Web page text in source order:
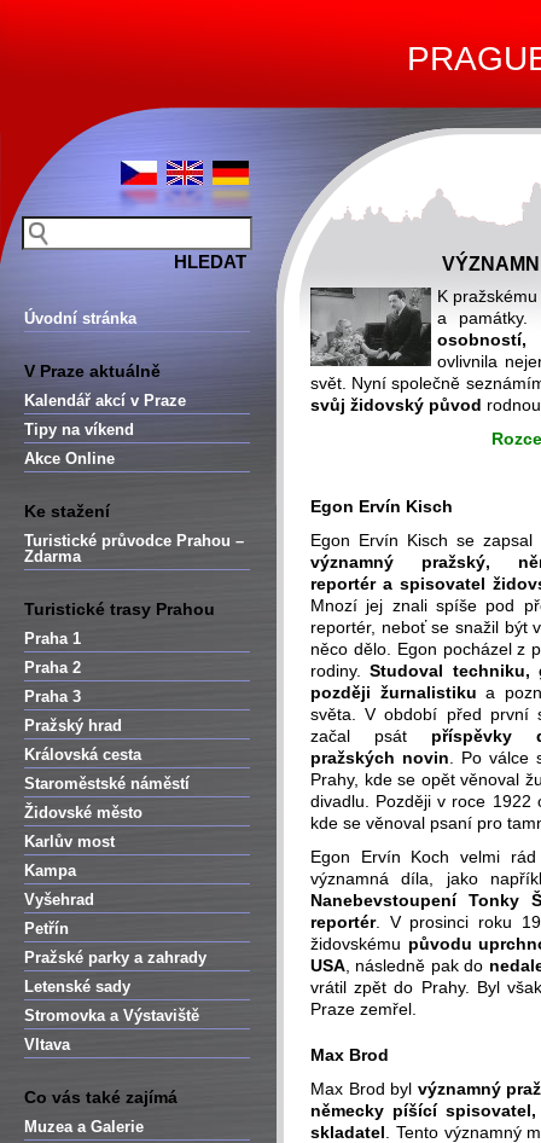
Úvodní stránka
V Praze aktuálně
Kalendář akcí v Praze
Tipy na víkend
Akce Online
Ke stažení
Turistické průvodce Prahou –
Zdarma
Turistické trasy Prahou
Praha 1
Praha 2
Praha 3
Pražský hrad
Královská cesta
Staroměstské náměstí
Židovské město
Karlův most
Kampa
Vyšehrad
Petřín
Pražské parky a zahrady
Letenské sady
Stromovka a Výstaviště
Vltava
Co vás také zajímá
Muzea a Galerie
K
a
osobností,
ovlivnila
svět. Nyní společně
svůj židovský původ
Egon Ervín Kisch
Egon Ervín Kisch se zapsal
významný pražský,
reportér a spisovatel
Mnozí jej znali spíše pod
reportér, neboť se snažil být
něco dělo. Egon pocházel z
rodiny.Studoval techniku,
později žurnalistiku a
světa. V období před první
začal psát příspěvky
pražských novin . Po válce
Prahy, kde se opět věnoval
divadlu. Později v roce 1922
kde se věnoval psaní pro
Egon Ervín Koch velmi
významná díla, jako
Nanebevstoupení Tonky
reportér. V prosinci roku
židovskému původu
USA , následně pak do
vrátil zpět do Prahy. Byl
Praze zemřel.
Max Brod
Max Brod byl významný
německy píšící
skladatel . Tento významný